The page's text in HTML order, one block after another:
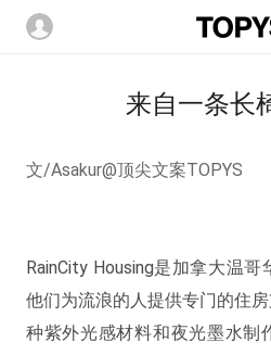
来自一条长
文/Asakur@顶尖文案TOPYS
RainCity Housing是加拿大温哥
他们为流浪的人提供专门的住
种紫外光感材料和夜光墨水制